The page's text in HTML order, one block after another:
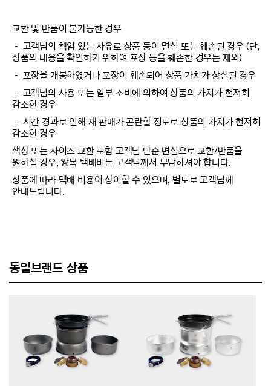
교환 및 반품이 불가능한 경우
－ 고객님의 책임 있는 사유로 상품 등이 멸실 또는 훼손된 경우 (단,
상품의 내용을 확인하기 위하여 포장 등을 훼손한 경우는 제외)
－ 포장을 개봉하였거나 포장이 훼손되어 상품 가치가 상실된 경우
－ 고객님의 사용 또는 일부 소비에 의하여 상품의 가치가 현저히
감소한 경우
－ 시간 경과로 인해 재 판매가 곤란할 정도로 상품의 가치가 현저히
감소한 경우
색상 또는 사이즈 교환 포함 고객님 단순 변심으로 교환/반품을
원하실 경우, 왕복 택배비는 고객님께서 부담하셔야 합니다.
상품에 따라 택배 비용이 상이할 수 있으며, 별도로 고객님께
안내드립니다.
동일브랜드 상품